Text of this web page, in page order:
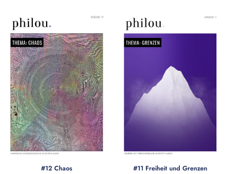
#12 Chaos #11 Freiheit und Grenzen